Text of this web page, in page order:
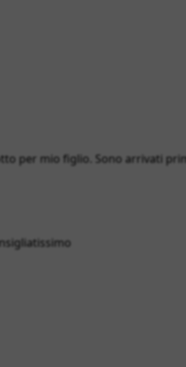
per mio figlio. Sono arrivati